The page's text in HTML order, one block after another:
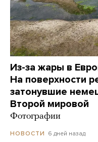
Из-за жары в
На поверхности
затонувшие
Второй мировой
Фотографии
НОВОСТИ 6 дней назад